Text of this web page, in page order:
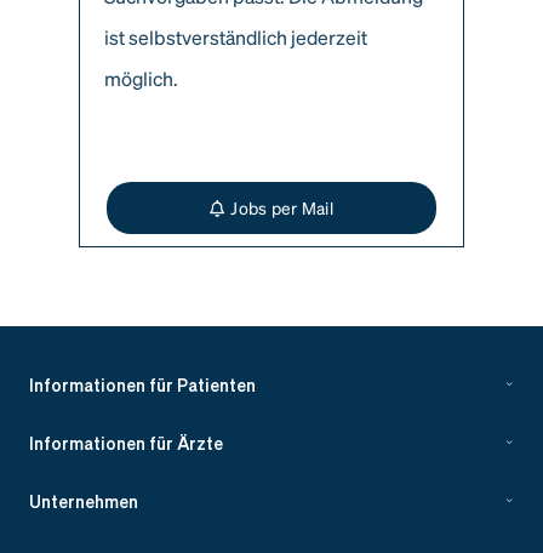
ist selbstverständlich jederzeit
möglich.
Jobs per Mail
Informationen für Patienten
Informationen für Ärzte
Unternehmen